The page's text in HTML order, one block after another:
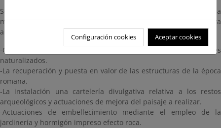
Se pretende mejorar este entorno para su uso público. Una
mejora tanto del paisaje natural como el urbanizado. Ello conlleva
a lo siguiente:
-Construcción de una senda peatonal a base de firmes
naturalizados.
-La recuperación y puesta en valor de las estructuras de la época
romana.
-La instalación una cartelería divulgativa relativa a los restos
arqueológicos y actuaciones de mejora del paisaje a realizar.
-Actuaciones de embellecimiento mediante el empleo de la
jardinería y hormigón impreso efecto roca.
Configuración cookies Aceptar cookies